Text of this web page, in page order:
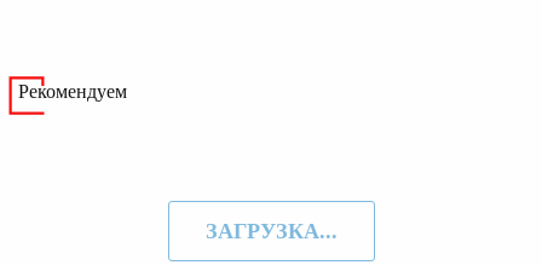
Рекомендуем
ЗАГРУЗКА...